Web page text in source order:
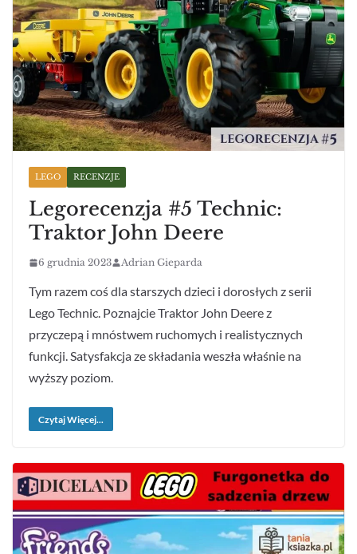
LEGO RECENZJE
Legorecenzja #5 Technic:
Traktor John Deere
6 grudnia 2023 Adrian Gieparda
Tym razem coś dla starszych dzieci i dorosłych z serii
Lego Technic. Poznajcie Traktor John Deere z
przyczepą i mnóstwem ruchomych i realistycznych
funkcji. Satysfakcja ze składania weszła właśnie na
wyższy poziom.
Czytaj Więcej...